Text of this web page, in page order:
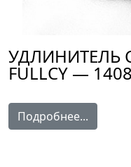
УДЛИНИТЕЛЬ
FULLCY —
Подробнее...